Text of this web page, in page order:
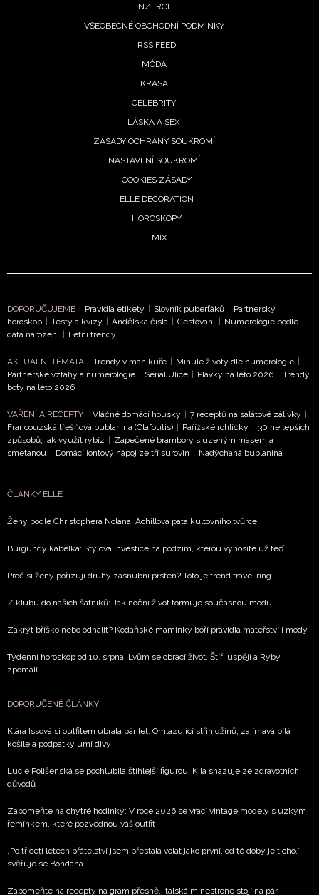
Přihlášením k newsletteru souhlasíte sObchodními
podmínkami společnosti BurdaMedia Extra s.r.o.
potvrzujete, že jste se seznámili se Zásadami
Vašimi údaji pracovat zejména k organizaci a
informace od našich partnerů? Pokud souhlasíte se
soukromí BurdaMedia Extra s.r.o., zaškrtněte toto pole.
INZERCE
VŠEOBECNÉ OBCHODNÍ PODMÍNKY
RSS FEED
MÓDA
KRÁSA
CELEBRITY
LÁSKA A SEX
ZÁSADY OCHRANY SOUKROMÍ
NASTAVENÍ SOUKROMÍ
COOKIES ZÁSADY
ELLE DECORATION
HOROSKOPY
MIX
DOPORUČUJEME Pravidla etikety | Slovník puberťáků | Partnerský
horoskop | Testy a kvízy | Andělská čísla | Cestování | Numerologie podle
data narození | Letní trendy
AKTUÁLNÍ TÉMATA Trendy v manikúře | Minulé životy dle numerologie |
Partnerské vztahy a numerologie | Seriál Ulice | Plavky na léto 2026 | Trendy
boty na léto 2026
VAŘENÍ A RECEPTY Vláčné domácí housky | 7 receptů na salátové zálivky |
Francouzská třešňová bublanina (Clafoutis) | Pařížské rohlíčky | 30 nejlepších
způsobů, jak využít rybíz | Zapečené brambory s uzeným masem a
smetanou | Domácí iontový nápoj ze tří surovin | Nadýchaná bublanina
ČLÁNKY ELLE
Ženy podle Christophera Nolana: Achillova pata kultovního tvůrce
Burgundy kabelka: Stylová investice na podzim, kterou vynosíte už teď
Proč si ženy pořizují druhý zásnubní prsten? Toto je trend travel ring
Z klubu do našich šatníků: Jak noční život formuje současnou módu
Zakrýt bříško nebo odhalit? Kodaňské maminky boří pravidla mateřství i módy
Týdenní horoskop od 10. srpna: Lvům se obrací život, Štíři uspějí a Ryby
zpomalí
DOPORUČENÉ ČLÁNKY
Klára Issová si outfitem ubrala pár let: Omlazující střih džínů, zajímavá bílá
košile a podpatky umí divy
Lucie Polišenská se pochlubila štíhlejší figurou: Kila shazuje ze zdravotních
důvodů
Zapomeňte na chytré hodinky: V roce 2026 se vrací vintage modely s úzkým
řemínkem, které pozvednou váš outfit
„Po třiceti letech přátelství jsem přestala volat jako první, od té doby je ticho,“
svěřuje se Bohdana
Zapomeňte na recepty na gram přesně. Italská minestrone stojí na pár